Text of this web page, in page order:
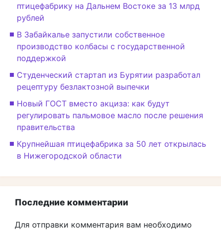
птицефабрику на Дальнем Востоке за 13 млрд
рублей
В Забайкалье запустили собственное
производство колбасы с государственной
поддержкой
Студенческий стартап из Бурятии разработал
рецептуру безлактозной выпечки
Новый ГОСТ вместо акциза: как будут
регулировать пальмовое масло после решения
правительства
Крупнейшая птицефабрика за 50 лет открылась
в Нижегородской области
Последние комментарии
Для отправки комментария вам необходимо